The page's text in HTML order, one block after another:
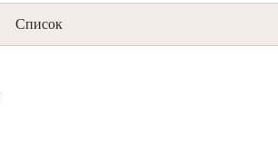
Список